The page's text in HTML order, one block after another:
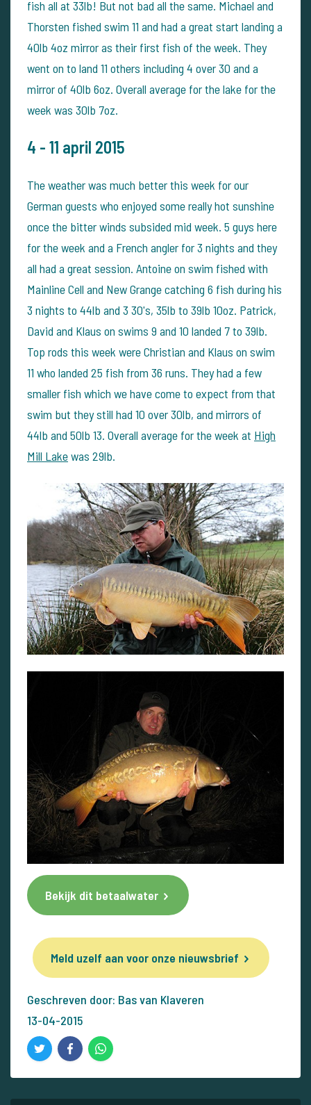
fish all at 33lb! But not bad all the same. Michael and
Thorsten fished swim 11 and had a great start landing a
40lb 4oz mirror as their first fish of the week. They
went on to land 11 others including 4 over 30 and a
mirror of 40lb 6oz. Overall average for the lake for the
week was 30lb 7oz.
4 - 11 april 2015
The weather was much better this week for our
German guests who enjoyed some really hot sunshine
once the bitter winds subsided mid week. 5 guys here
for the week and a French angler for 3 nights and they
all had a great session. Antoine on swim fished with
Mainline Cell and New Grange catching 6 fish during his
3 nights to 44lb and 3 30's, 35lb to 39lb 10oz. Patrick,
David and Klaus on swims 9 and 10 landed 7 to 39lb.
Top rods this week were Christian and Klaus on swim
11 who landed 25 fish from 36 runs. They had a few
smaller fish which we have come to expect from that
swim but they still had 10 over 30lb, and mirrors of
44lb and 50lb 13. Overall average for the week at High
Mill Lakewas 29lb.
Bekijk dit betaalwater
Meld uzelf aan voor onze nieuwsbrief
Geschreven door: Bas van Klaveren
13-04-2015